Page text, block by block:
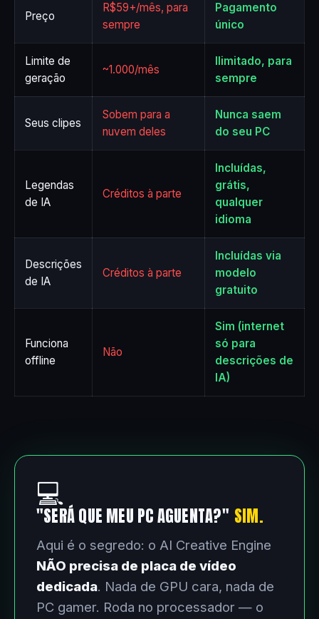
Preço
R$59+/mês, para
sempre
Pagamento
único
Limite de
geração
~1.000/mês
Ilimitado, para
sempre
Seus clipes
Sobem para a
nuvem deles
Nunca saem
do seu PC
Legendas
de IA
Créditos à parte
Incluídas,
grátis,
qualquer
idioma
Descrições
de IA
Créditos à parte
Incluídas via
modelo
gratuito
Funciona
offline
Não
Sim (internet
só para
descrições de
IA)
💻
"SERÁ QUE MEU PC AGUENTA?" SIM.
Aqui é o segredo: o AI Creative Engine
NÃO precisa de placa de vídeo
dedicada. Nada de GPU cara, nada de
PC gamer. Roda no processador — o